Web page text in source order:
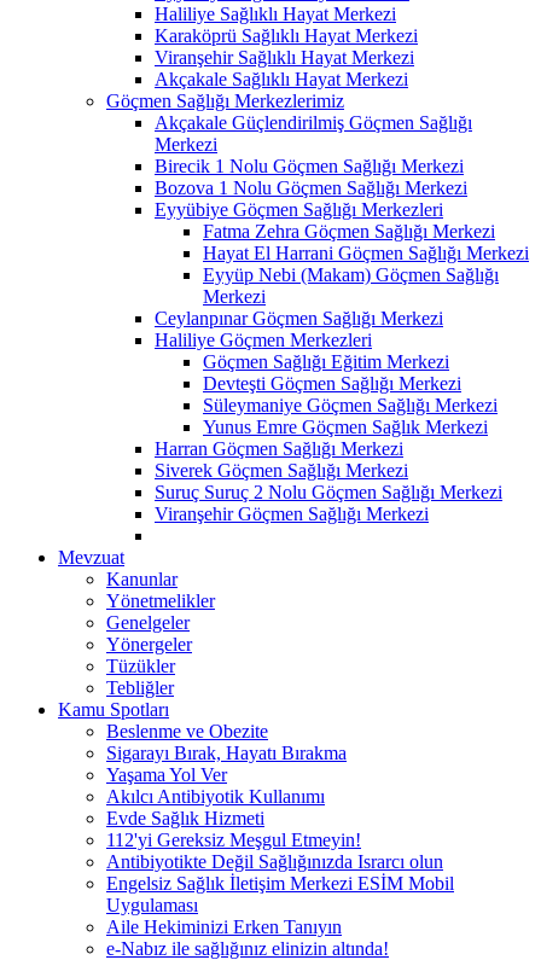
Haliliye Sağlıklı Hayat Merkezi
Karaköprü Sağlıklı Hayat Merkezi
Viranşehir Sağlıklı Hayat Merkezi
Akçakale Sağlıklı Hayat Merkezi
Göçmen Sağlığı Merkezlerimiz
Akçakale Güçlendirilmiş Göçmen Sağlığı
Merkezi
Birecik 1 Nolu Göçmen Sağlığı Merkezi
Bozova 1 Nolu Göçmen Sağlığı Merkezi
Eyyübiye Göçmen Sağlığı Merkezleri
Fatma Zehra Göçmen Sağlığı Merkezi
Hayat El Harrani Göçmen Sağlığı Merkezi
Eyyüp Nebi (Makam) Göçmen Sağlığı
Merkezi
Ceylanpınar Göçmen Sağlığı Merkezi
Haliliye Göçmen Merkezleri
Göçmen Sağlığı Eğitim Merkezi
Devteşti Göçmen Sağlığı Merkezi
Süleymaniye Göçmen Sağlığı Merkezi
Yunus Emre Göçmen Sağlık Merkezi
Harran Göçmen Sağlığı Merkezi
Siverek Göçmen Sağlığı Merkezi
Suruç Suruç 2 Nolu Göçmen Sağlığı Merkezi
Viranşehir Göçmen Sağlığı Merkezi
Mevzuat
Kanunlar
Yönetmelikler
Genelgeler
Yönergeler
Tüzükler
Tebliğler
Kamu Spotları
Beslenme ve Obezite
Sigarayı Bırak, Hayatı Bırakma
Yaşama Yol Ver
Akılcı Antibiyotik Kullanımı
Evde Sağlık Hizmeti
112'yi Gereksiz Meşgul Etmeyin!
Antibiyotikte Değil Sağlığınızda Israrcı olun
Engelsiz Sağlık İletişim Merkezi ESİM Mobil
Uygulaması
Aile Hekiminizi Erken Tanıyın
e-Nabız ile sağlığınız elinizin altında!